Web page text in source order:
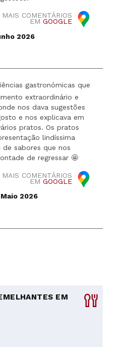
MAIS COMENTÁRIOS
EM GOOGLE
2026
gastronómicas que
extraordinário e
nos dava sugestões
e nos explicava em
pratos. Os pratos
lindíssima
de sabores que nos
de regressar 🤩
MAIS COMENTÁRIOS
EM GOOGLE
2026
EM